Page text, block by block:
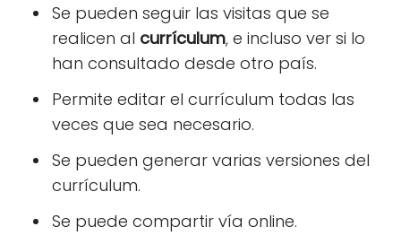
Se pueden seguir las visitas que se
realicen al currículum, e incluso ver si lo
han consultado desde otro país.
Permite editar el currículum todas las
veces que sea necesario.
Se pueden generar varias versiones del
currículum.
Se puede compartir vía online.